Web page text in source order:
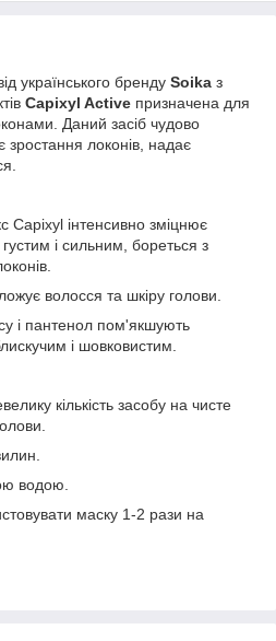
українського бренду Soika з
Capixyl Active призначена для
Даний засіб чудово
локонів, надає
Capixyl інтенсивно зміцнює
і сильним, бореться з
волосся та шкіру голови.
і пантенол пом'якшують
і шовковистим.
кількість засобу на чисте
водою.
маску 1-2 рази на